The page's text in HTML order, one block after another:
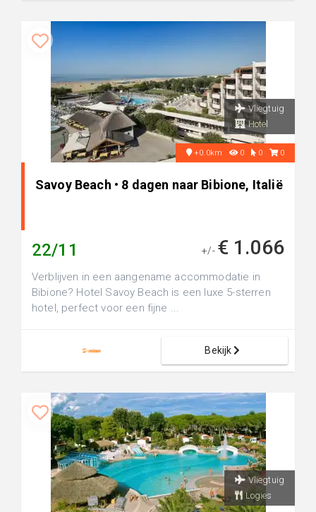
Vliegtuig
Hotel
+0.0km 0 0 0
Savoy Beach • 8 dagen naar Bibione, Italië
22/11 +/- € 1.066
Verblijven in een aangename accommodatie in
Bibione? Hotel Savoy Beach is een luxe 5-sterren
hotel, perfect voor een fijne ...
Bekijk
Vliegtuig
Logies